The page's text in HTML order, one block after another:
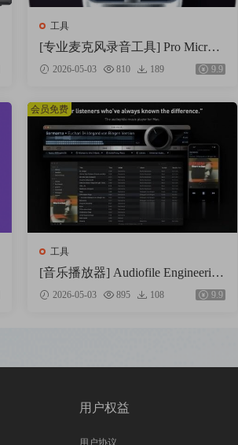
工具
[专业麦克风录音工具] Pro Microp
hone 1.8.5-TNT [MacOSX]（143M
B）
2026-05-03 810 189 9.9
工具
[音乐播放器] Audiofile Engineering
Fidelia 2.7.1 MAS-HCiSO [MacOS
X]（18.37MB）
2026-05-03 895 108 9.9
会员免费
用户权益
用户协议